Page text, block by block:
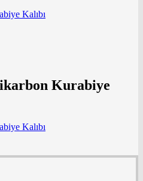
Kalıbı
Kurabiye
Kalıbı